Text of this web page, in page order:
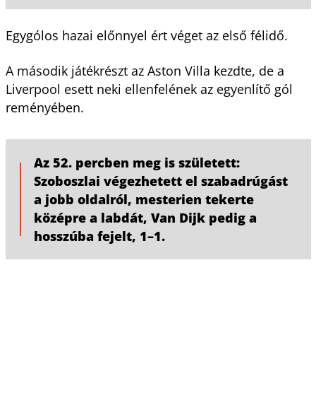
Egygólos hazai előnnyel ért véget az első félidő.
A második játékrészt az Aston Villa kezdte, de a
Liverpool esett neki ellenfelének az egyenlítő gól
reményében.
Az 52. percben meg is született:
Szoboszlai végezhetett el szabadrúgást
a jobb oldalról, mesterien tekerte
középre a labdát, Van Dijk pedig a
hosszúba fejelt, 1–1.